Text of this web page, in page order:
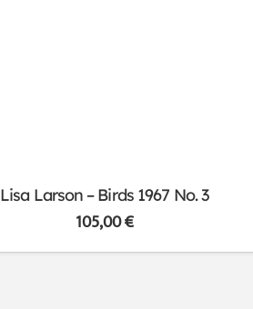
Lisa Larson – Birds 1967 No. 3
105,00€